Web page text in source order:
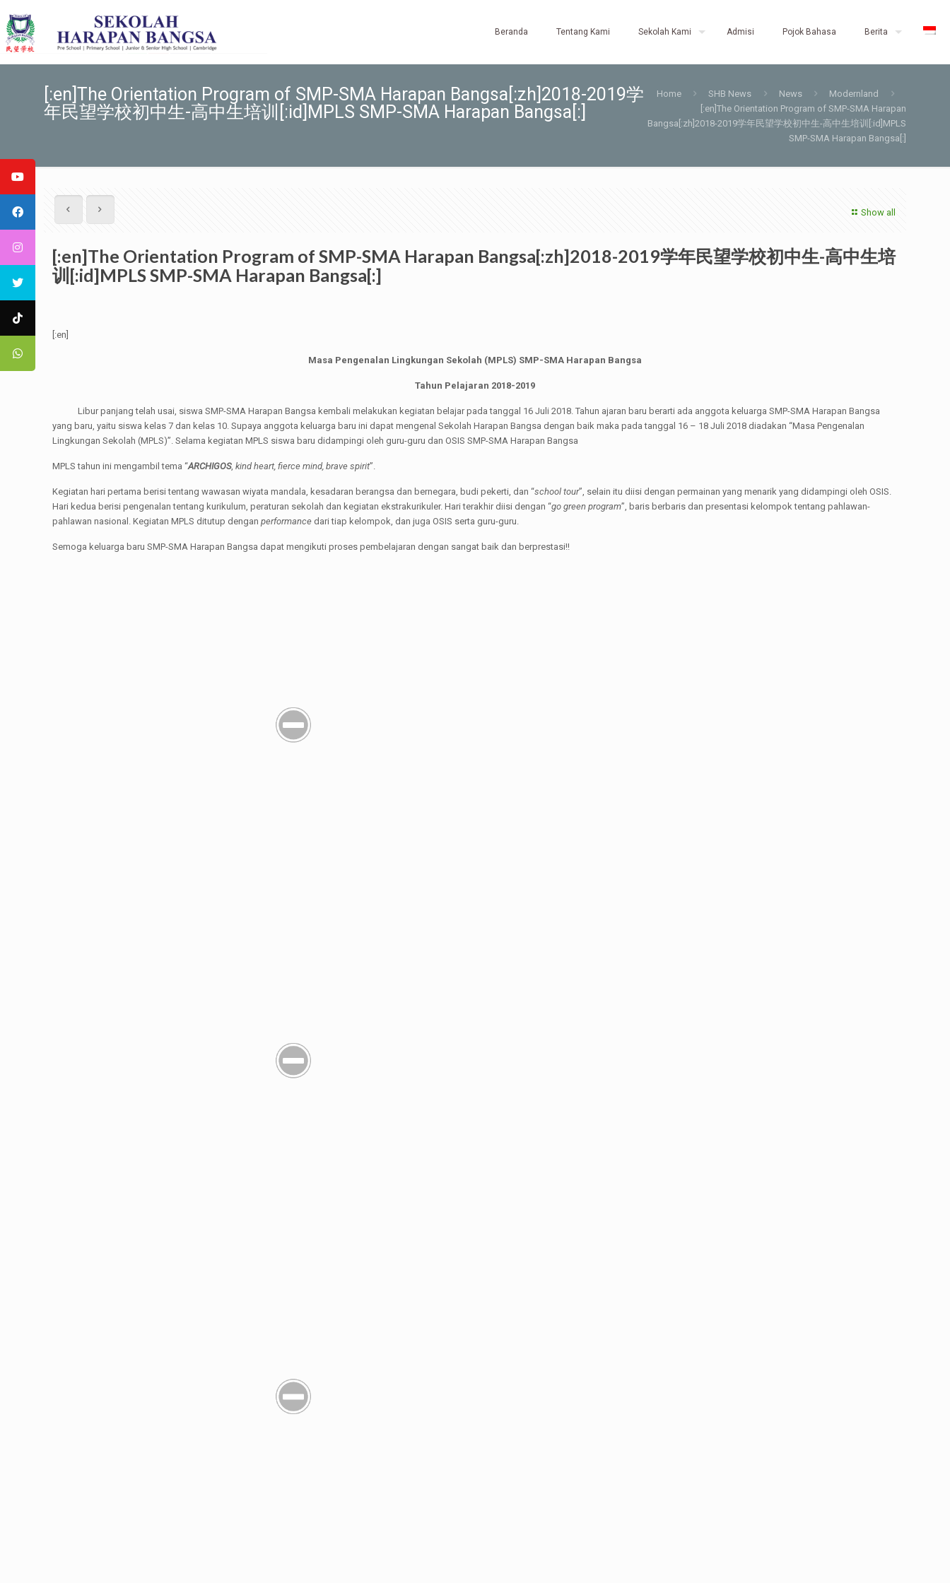
Beranda Tentang Kami Sekolah Kami Admisi Pojok Bahasa Berita
[:en]The Orientation Program of SMP-SMA Harapan Bangsa[:zh]2018-2019学
年民望学校初中生-高中生培训[:id]MPLS SMP-SMA Harapan Bangsa[:]
Home SHB News News
Modernland
[:en]The Orientation Program of SMP-SMA Harapan
Bangsa[:zh]2018-2019学年民望学校初中生-高中生培训[:id]MPLS
SMP-SMA Harapan Bangsa[:]
Show all
[:en]The Orientation Program of SMP-SMA Harapan Bangsa[:zh]2018-2019学年民望学校初中生-高中生培
训[:id]MPLS SMP-SMA Harapan Bangsa[:]
[:en]
Masa Pengenalan Lingkungan Sekolah (MPLS) SMP-SMA Harapan Bangsa
Tahun Pelajaran 2018-2019
Libur panjang telah usai, siswa SMP-SMA Harapan Bangsa kembali melakukan kegiatan belajar pada tanggal 16 Juli 2018. Tahun ajaran baru berarti ada anggota keluarga SMP-SMA Harapan Bangsa
yang baru, yaitu siswa kelas 7 dan kelas 10. Supaya anggota keluarga baru ini dapat mengenal Sekolah Harapan Bangsa dengan baik maka pada tanggal 16 – 18 Juli 2018 diadakan “Masa Pengenalan
Lingkungan Sekolah (MPLS)”. Selama kegiatan MPLS siswa baru didampingi oleh guru-guru dan OSIS SMP-SMA Harapan Bangsa
MPLS tahun ini mengambil tema “ARCHIGOS,kind heart, fierce mind, brave spirit”.
Kegiatan hari pertama berisi tentang wawasan wiyata mandala, kesadaran berangsa dan bernegara, budi pekerti, dan “school tour”, selain itu diisi dengan permainan yang menarik yang didampingi oleh OSIS.
Hari kedua berisi pengenalan tentang kurikulum, peraturan sekolah dan kegiatan ekstrakurikuler. Hari terakhir diisi dengan “go green program”, baris berbaris dan presentasi kelompok tentang pahlawan-
pahlawan nasional. Kegiatan MPLS ditutup denganperformance dari tiap kelompok, dan juga OSIS serta guru-guru.
Semoga keluarga baru SMP-SMA Harapan Bangsa dapat mengikuti proses pembelajaran dengan sangat baik dan berprestasi!!